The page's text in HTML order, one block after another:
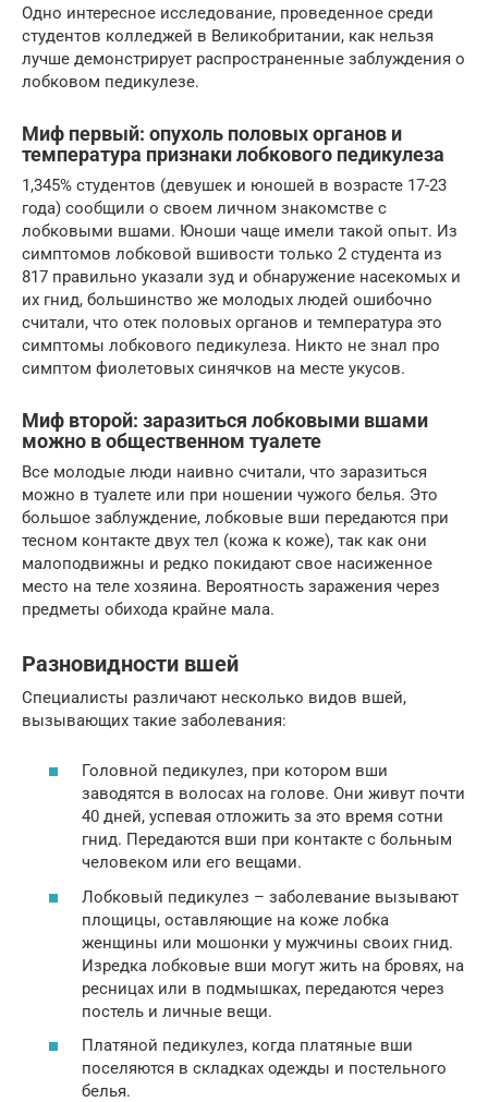
Одно интересное исследование, проведенное среди
студентов колледжей в Великобритании, как нельзя
лучше демонстрирует распространенные заблуждения о
лобковом педикулезе.
Миф первый: опухоль половых органов и
температура признаки лобкового педикулеза
1,345% студентов (девушек и юношей в возрасте 17-23
года) сообщили о своем личном знакомстве с
лобковыми вшами. Юноши чаще имели такой опыт. Из
симптомов лобковой вшивости только 2 студента из
817 правильно указали зуд и обнаружение насекомых и
их гнид, большинство же молодых людей ошибочно
считали, что отек половых органов и температура это
симптомы лобкового педикулеза. Никто не знал про
симптом фиолетовых синячков на месте укусов.
Миф второй: заразиться лобковыми вшами
можно в общественном туалете
Все молодые люди наивно считали, что заразиться
можно в туалете или при ношении чужого белья. Это
большое заблуждение, лобковые вши передаются при
тесном контакте двух тел (кожа к коже), так как они
малоподвижны и редко покидают свое насиженное
место на теле хозяина. Вероятность заражения через
предметы обихода крайне мала.
Разновидности вшей
Специалисты различают несколько видов вшей,
вызывающих такие заболевания:
Головной педикулез, при котором вши
заводятся в волосах на голове. Они живут почти
40 дней, успевая отложить за это время сотни
гнид. Передаются вши при контакте с больным
человеком или его вещами.
Лобковый педикулез – заболевание вызывают
площицы, оставляющие на коже лобка
женщины или мошонки у мужчины своих гнид.
Изредка лобковые вши могут жить на бровях, на
ресницах или в подмышках, передаются через
постель и личные вещи.
Платяной педикулез, когда платяные вши
поселяются в складках одежды и постельного
белья.